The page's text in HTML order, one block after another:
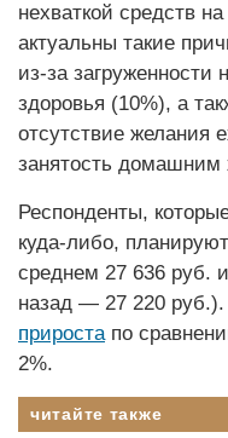
нехваткой средств
актуальны такие
из-за загруженности
здоровья (10%), а
отсутствие желания
занятость домашним
Респонденты,
куда-либо,
среднем 27 636 руб.
назад — 27 220
приростапо
2%.
читайте также